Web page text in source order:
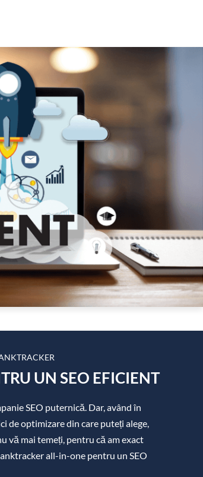
UN SEO EFICIENT
SEO puternică. Dar, având în
de optimizare din care puteți alege,
vă mai temeți, pentru că am exact
all-in-one pentru un SEO